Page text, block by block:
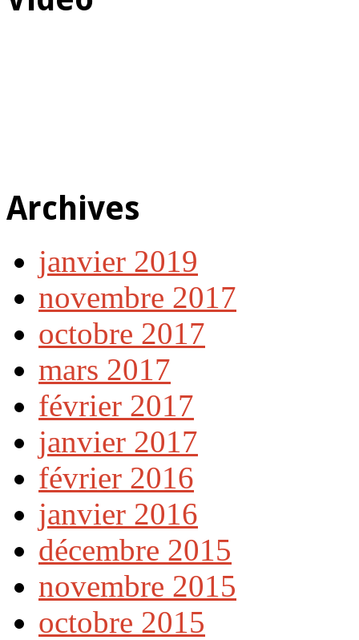
Archives
janvier 2019
novembre 2017
octobre 2017
mars 2017
février 2017
janvier 2017
février 2016
janvier 2016
décembre 2015
novembre 2015
octobre 2015